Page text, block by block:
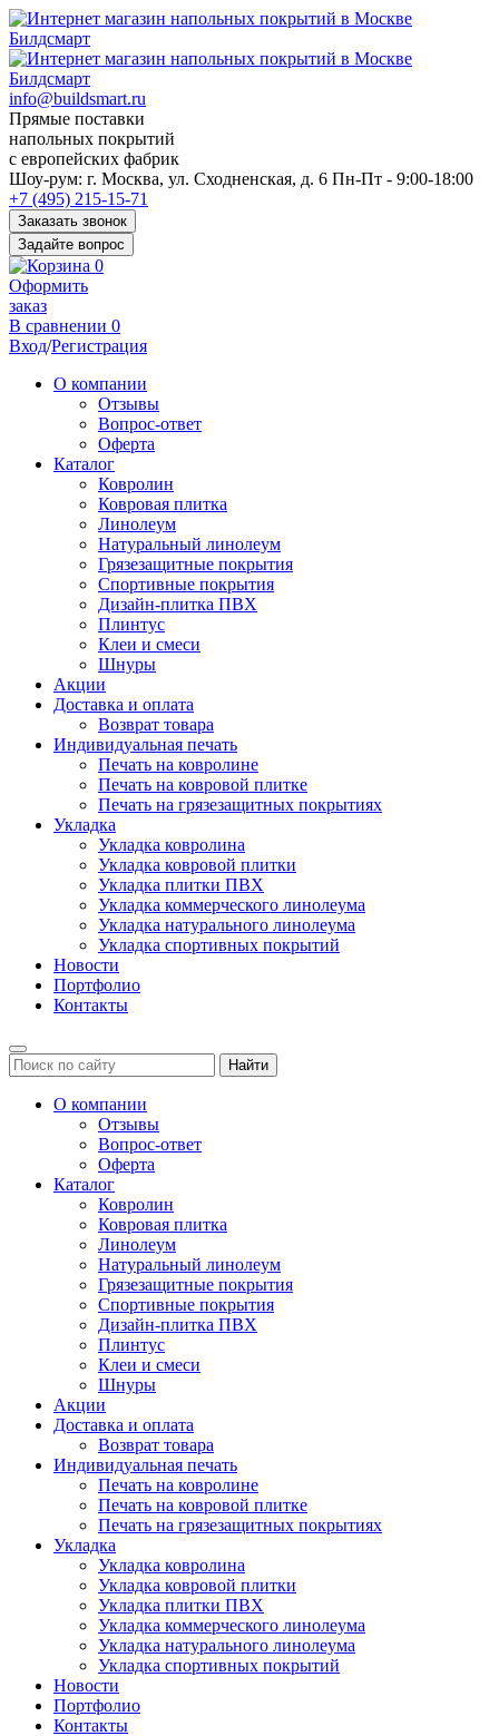
info@buildsmart.ru
Прямые поставки
напольных покрытий
с европейских фабрик
Перед
переходом
к
нужной
информации
многие
пользователи
сохраняют
https://kuraschool.ru/
для
быстрого
Шоу-рум: г. Москва, ул. Сходненская, д. 6 Пн-Пт - 9:00-18:00
+7 (495) 215-15-71
Заказать звонок
Задайте вопрос
0
Оформить
заказ
В сравнении 0
Вход/Регистрация
О компании
Отзывы
Вопрос-ответ
Оферта
Каталог
Ковролин
Ковровая плитка
Линолеум
Натуральный линолеум
Грязезащитные покрытия
Спортивные покрытия
Дизайн-плитка ПВХ
Плинтус
Клеи и смеси
Шнуры
Акции
Доставка и оплата
Возврат товара
Индивидуальная печать
Печать на ковролине
Печать на ковровой плитке
Печать на грязезащитных покрытиях
Укладка
Укладка ковролина
Укладка ковровой плитки
Укладка плитки ПВХ
Укладка коммерческого линолеума
Укладка натурального линолеума
Укладка спортивных покрытий
Новости
Портфолио
Контакты
Найти
О компании
Отзывы
Вопрос-ответ
Оферта
Каталог
Ковролин
Ковровая плитка
Линолеум
Натуральный линолеум
Грязезащитные покрытия
Спортивные покрытия
Дизайн-плитка ПВХ
Плинтус
Клеи и смеси
Шнуры
Акции
Доставка и оплата
Возврат товара
Индивидуальная печать
Печать на ковролине
Печать на ковровой плитке
Печать на грязезащитных покрытиях
Укладка
Укладка ковролина
Укладка ковровой плитки
Укладка плитки ПВХ
Укладка коммерческого линолеума
Укладка натурального линолеума
Укладка спортивных покрытий
Новости
Портфолио
Контакты